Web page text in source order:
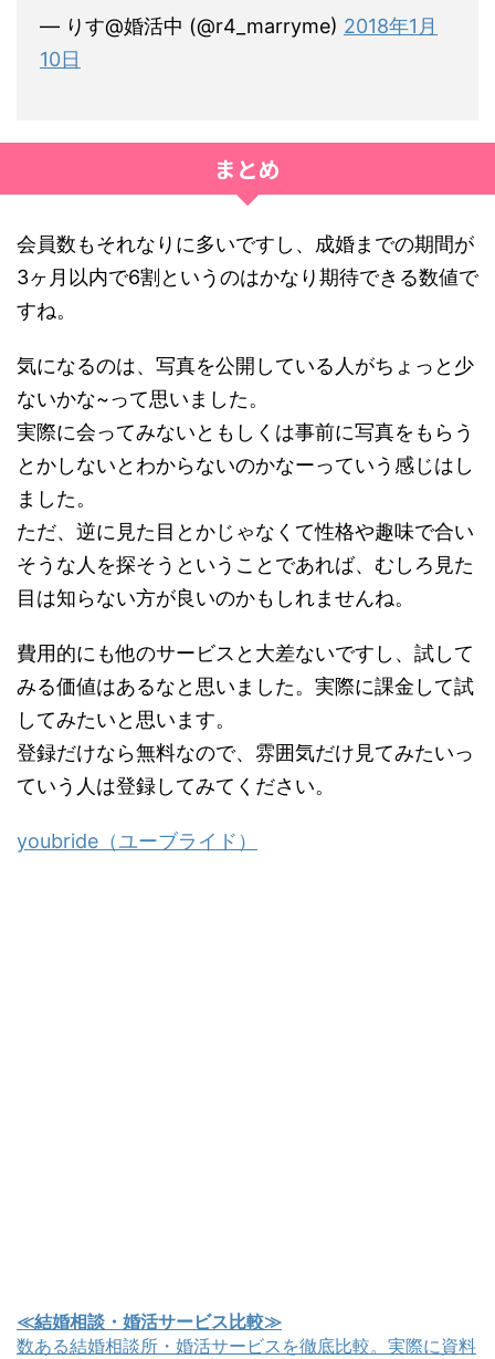
— りす@婚活中 (@r4_marryme) 2018年1月
10日
まとめ
会員数もそれなりに多いですし、成婚までの期間が
3ヶ月以内で6割というのはかなり期待できる数値で
すね。
気になるのは、写真を公開している人がちょっと少
ないかな~って思いました。
実際に会ってみないともしくは事前に写真をもらう
とかしないとわからないのかなーっていう感じはし
ました。
ただ、逆に見た目とかじゃなくて性格や趣味で合い
そうな人を探そうということであれば、むしろ見た
目は知らない方が良いのかもしれませんね。
費用的にも他のサービスと大差ないですし、試して
みる価値はあるなと思いました。実際に課金して試
してみたいと思います。
登録だけなら無料なので、雰囲気だけ見てみたいっ
ていう人は登録してみてください。
youbride（ユーブライド）
≪結婚相談・婚活サービス比較≫
数ある結婚相談所・婚活サービスを徹底比較。実際に資料